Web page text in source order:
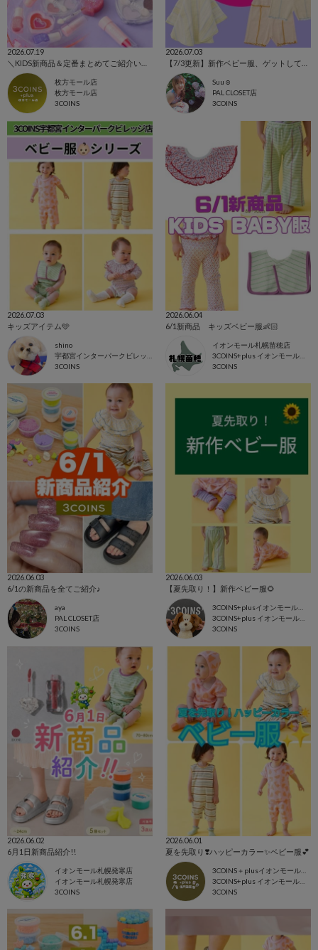
2026.07.19
枚方モール店
枚方モール店
3COINS
2026.07.03
Suu☺︎
PAL CLOSET店
3COINS
2026.07.03
キッズアイテム🩵
shino
3COINS
2026.06.04
6/1新商品 キッズベビー服👶🏻
イオンモール札幌苗穂店
3COINS
2026.06.03
6/1の新商品を全てご紹介♪
aya
PAL CLOSET店
3COINS
2026.06.03
【夏先取り！】新作ベビー服🌻
3COINS
2026.06.02
6月1日新商品紹介!!
イオンモール札幌発寒店
イオンモール札幌発寒店
3COINS
2026.06.01
夏を先取り❣️ハッピーカラー✨ベビー服💕
3COINS